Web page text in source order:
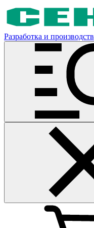
Разработка и